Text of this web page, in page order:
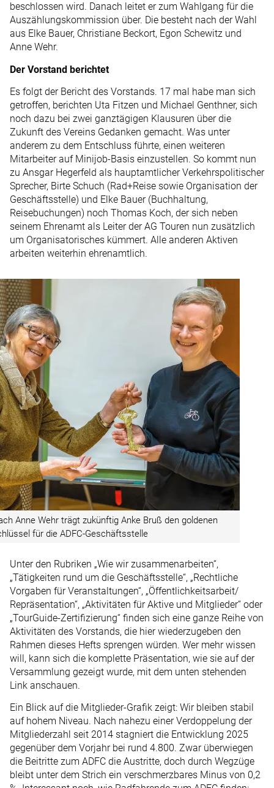
beschlossen wird. Danach leitet er zum Wahlgang für die
Auszählungskommission über. Die besteht nach der Wahl
aus Elke Bauer, Christiane Beckort, Egon Schewitz und
Anne Wehr.
Der Vorstand berichtet
Es folgt der Bericht des Vorstands. 17 mal habe man sich
getroffen, berichten Uta Fitzen und Michael Genthner, sich
noch dazu bei zwei ganztägigen Klausuren über die
Zukunft des Vereins Gedanken gemacht. Was unter
anderem zu dem Entschluss führte, einen weiteren
Mitarbeiter auf Minijob-Basis einzustellen. So kommt nun
zu Ansgar Hegerfeld als hauptamtlicher Verkehrspolitischer
Sprecher, Birte Schuch (Rad+Reise sowie Organisation der
Geschäftsstelle) und Elke Bauer (Buchhaltung,
Reisebuchungen) noch Thomas Koch, der sich neben
seinem Ehrenamt als Leiter der AG Touren nun zusätzlich
um Organisatorisches kümmert. Alle anderen Aktiven
arbeiten weiterhin ehrenamtlich.
Anne Wehr trägt zukünftig Anke Bruß den goldenen
für die ADFC-Geschäftsstelle
Unter den Rubriken „Wie wir zusammenarbeiten“,
„Tätigkeiten rund um die Geschäftsstelle“, „Rechtliche
Vorgaben für Veranstaltungen“, „Öffentlichkeitsarbeit/
Repräsentation“, „Aktivitäten für Aktive und Mitglieder“ oder
„TourGuide-Zertifizierung“ finden sich eine ganze Reihe von
Aktivitäten des Vorstands, die hier wiederzugeben den
Rahmen dieses Hefts sprengen würden. Wer mehr wissen
will, kann sich die komplette Präsentation, wie sie auf der
Versammlung gezeigt wurde, mit dem unten stehenden
Link anschauen.
Ein Blick auf die Mitglieder-Grafik zeigt: Wir bleiben stabil
auf hohem Niveau. Nach nahezu einer Verdoppelung der
Mitgliederzahl seit 2014 stagniert die Entwicklung 2025
gegenüber dem Vorjahr bei rund 4.800. Zwar überwiegen
die Beitritte zum ADFC die Austritte, doch durch Wegzüge
bleibt unter dem Strich ein verschmerzbares Minus von 0,2